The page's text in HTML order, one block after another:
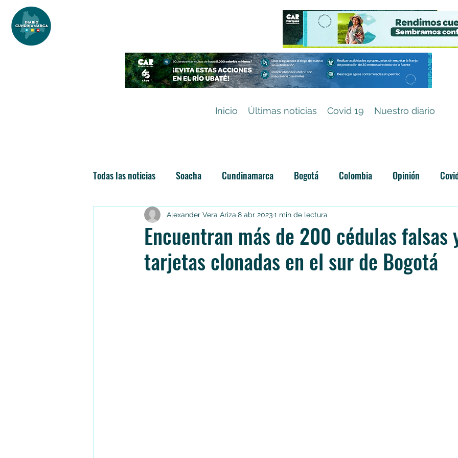
Inicio Últimas noticias Covid 19 Nuestro diario
Todas las noticias Soacha Cundinamarca Bogotá Colombia Opinión
Las nuevas soachunidades Categoría sin título
Encuentran más de 200 cédulas falsas
tarjetas clonadas en el sur de Bogotá
Alexander Vera Ariza 8 abr 20231 min de lectura